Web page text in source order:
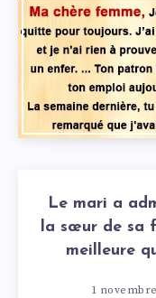
Le mari a
la sœur de sa
meilleure
1